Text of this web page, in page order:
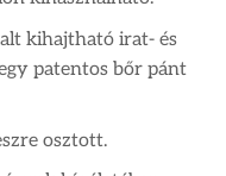
kihajtható irat- és
patentos bőr pánt
osztott.